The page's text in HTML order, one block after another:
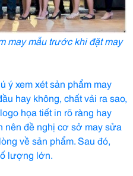
may mẫu trước khi đặt may
ý xem xét sản phẩm may
hay không, chất vải ra sao,
họa tiết in rõ ràng hay
nên đề nghị cơ sở may sửa
về sản phẩm. Sau đó,
lượng lớn.